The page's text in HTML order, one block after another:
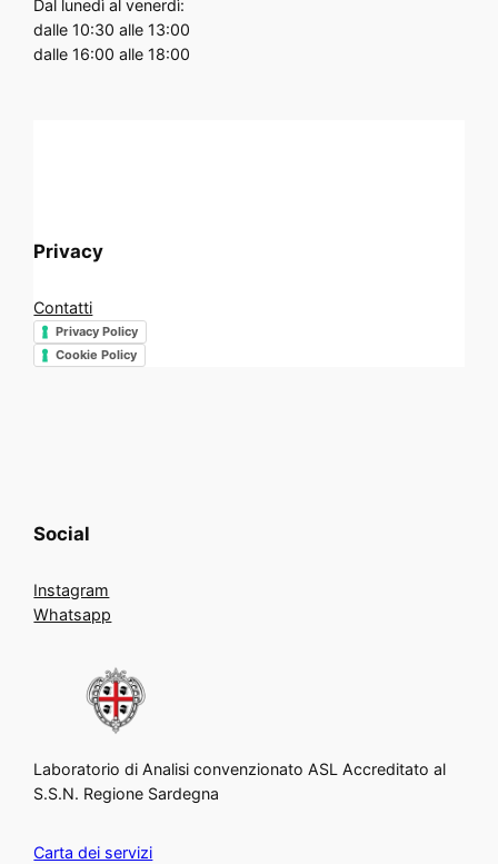
Dal lunedì al venerdì:
dalle 10:30 alle 13:00
dalle 16:00 alle 18:00
Privacy
Contatti
Privacy Policy
Cookie Policy
Social
Instagram
Whatsapp
Laboratorio di Analisi convenzionato ASL Accreditato al
S.S.N. Regione Sardegna
Carta dei servizi